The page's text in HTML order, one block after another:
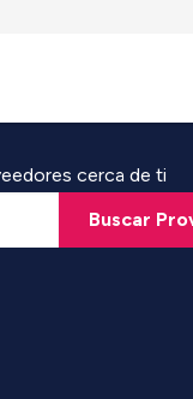
cerca de ti
Buscar